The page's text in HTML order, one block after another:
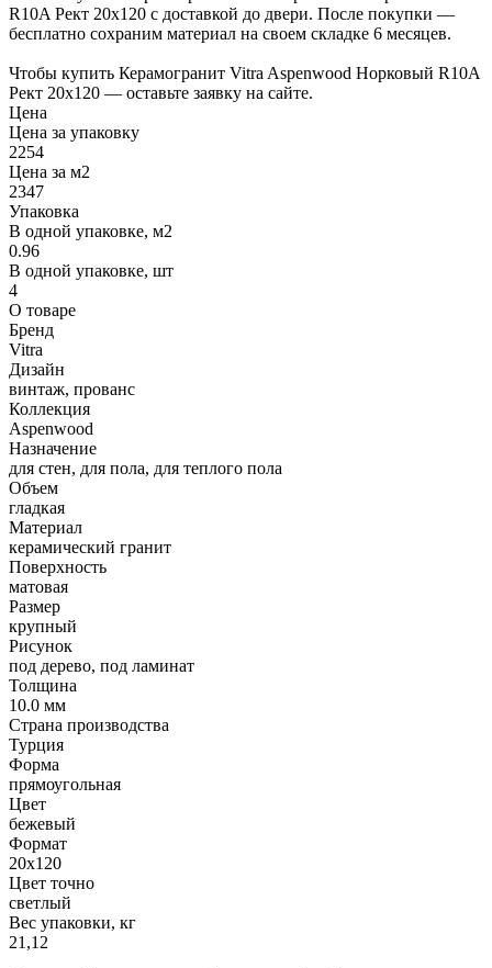
R10A Рект 20х120 с доставкой до двери. После покупки —
бесплатно сохраним материал на своем складке 6 месяцев.
Чтобы купить Керамогранит Vitra Aspenwood Норковый R10A
Рект 20х120 — оставьте заявку на сайте.
Цена
Цена за упаковку
2254
Цена за м2
2347
Упаковка
В одной упаковке, м2
0.96
В одной упаковке, шт
4
О товаре
Бренд
Vitra
Дизайн
винтаж, прованс
Коллекция
Aspenwood
Назначение
для стен, для пола, для теплого пола
Объем
гладкая
Материал
керамический гранит
Поверхность
матовая
Размер
крупный
Рисунок
под дерево, под ламинат
Толщина
10.0 мм
Страна производства
Турция
Форма
прямоугольная
Цвет
бежевый
Формат
20х120
Цвет точно
светлый
Вес упаковки, кг
21,12